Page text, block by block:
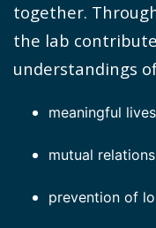
together.
the lab
understandings
meaningful
mutual
prevention of